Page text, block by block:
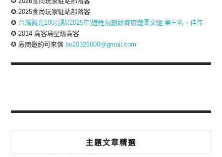
✪ 2025食尚玩家駐站部落客
✪ 台灣觀光100亮點(2025年)遊程規劃競賽旅遊圖文組 第三名、佳作
✪ 2014 窩客島星級窩客
✪ 廠商邀約可來信 bo20326000@gmail.com
主題文章精選